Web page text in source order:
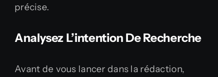
précise.
Analysez L’intention De Recherche
Avant de vous lancer dans la rédaction,